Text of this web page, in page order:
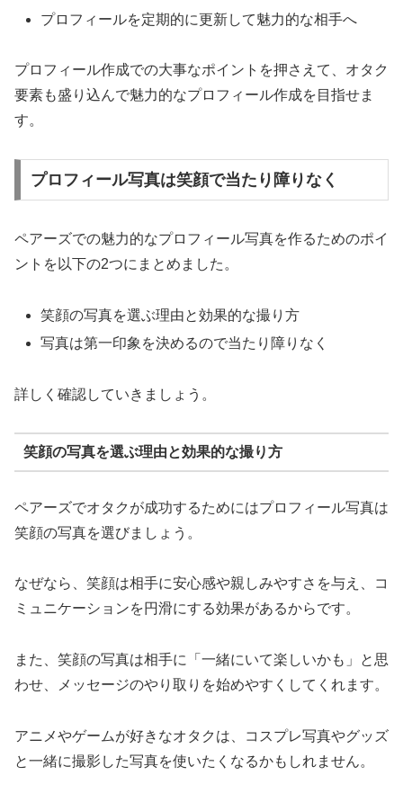
プロフィールを定期的に更新して魅力的な相手へ
プロフィール作成での大事なポイントを押さえて、オタク
要素も盛り込んで魅力的なプロフィール作成を目指せま
す。
プロフィール写真は笑顔で当たり障りなく
ペアーズでの魅力的なプロフィール写真を作るためのポイ
ントを以下の2つにまとめました。
笑顔の写真を選ぶ理由と効果的な撮り方
写真は第一印象を決めるので当たり障りなく
詳しく確認していきましょう。
笑顔の写真を選ぶ理由と効果的な撮り方
ペアーズでオタクが成功するためにはプロフィール写真は
笑顔の写真を選びましょう。
なぜなら、笑顔は相手に安心感や親しみやすさを与え、コ
ミュニケーションを円滑にする効果があるからです。
また、笑顔の写真は相手に「一緒にいて楽しいかも」と思
わせ、メッセージのやり取りを始めやすくしてくれます。
アニメやゲームが好きなオタクは、コスプレ写真やグッズ
と一緒に撮影した写真を使いたくなるかもしれません。